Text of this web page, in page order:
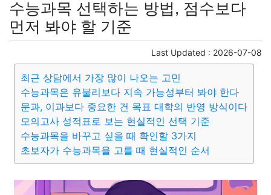
수능과목 선택하는 방법, 점수보다
먼저 봐야 할 기준
Last Updated : 2026-07-08
최근 상담에서 가장 많이 나오는 고민
수능과목은 유불리보다 지속 가능성부터 봐야 한다
문과, 이과보다 중요한 건 목표 대학의 반영 방식이다
모의고사 성적표로 보는 현실적인 선택 기준
수능과목을 바꾸고 싶을 때 확인할 3가지
초보자가 수능과목을 고를 때 현실적인 순서